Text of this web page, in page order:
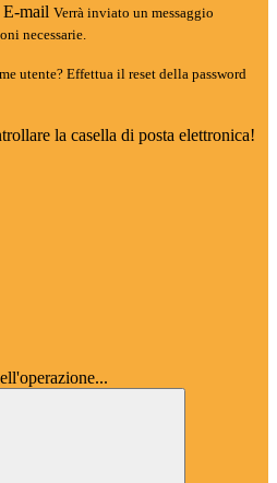
E-mail Verrà inviato un messaggio
necessarie.
utente? Effettua il reset della password
la casella di posta elettronica!